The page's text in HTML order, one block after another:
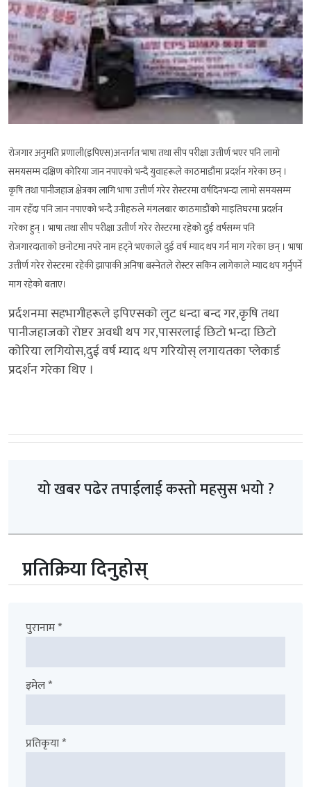
रोजगार अनुमति प्रणाली(इपिएस)अन्तर्गत भाषा तथा सीप परीक्षा उत्तीर्ण भएर पनि लामो
समयसम्म दक्षिण कोरिया जान नपाएको भन्दै युवाहरूले काठमाडौंमा प्रदर्शन गरेका छन् ।
कृषि तथा पानीजहाज क्षेत्रका लागि भाषा उत्तीर्ण गरेर रोस्टरमा वर्षदिनभन्दा लामो समयसम्म
नाम रहँदा पनि जान नपाएको भन्दै उनीहरुले मंगलबार काठमाडौंको माइतिघरमा प्रदर्शन
गरेका हुन् । भाषा तथा सीप परीक्षा उतीर्ण गरेर रोस्टरमा रहेको दुई वर्षसम्म पनि
रोजगारदाताको छनोटमा नपरे नाम हट्ने भएकाले दुई वर्ष म्याद थप गर्न माग गरेका छन् । भाषा
उत्तीर्ण गरेर रोस्टरमा रहेकी झापाकी अनिषा बस्नेतले रोस्टर सकिन लागेकाले म्याद थप गर्नुपर्ने
माग रहेको बताए।
प्रर्दशनमा सहभागीहरूले इपिएसको लुट धन्दा बन्द गर,कृषि तथा
पानीजहाजको रोष्टर अवधी थप गर,पासरलाई छिटो भन्दा छिटो
कोरिया लगियोस,दुई वर्ष म्याद थप गरियोस् लगायतका प्लेकार्ड
प्रदर्शन गरेका थिए ।
यो खबर पढेर तपाईलाई कस्तो महसुस भयो ?
प्रतिक्रिया दिनुहोस्
पुरानाम *
इमेल *
प्रतिकृया *